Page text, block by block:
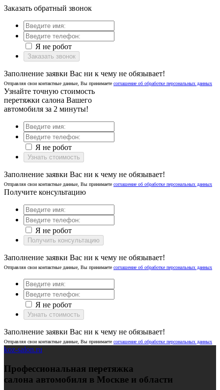
Заказать обратный звонок
Я не робот
Заказать звонок
Заполнение заявки Вас ни к чему не обязывает!
Отправляя свои контактные данные, Вы принимаете соглашение об обработке персональных данных
Узнайте точную стоимость
перетяжки салона Вашего
автомобиля за 2 минуты!
Я не робот
Узнать стоимость
Заполнение заявки Вас ни к чему не обязывает!
Отправляя свои контактные данные, Вы принимаете соглашение об обработке персональных данных
Получите консультацию
Я не робот
Получить консультацию
Заполнение заявки Вас ни к чему не обязывает!
Отправляя свои контактные данные, Вы принимаете соглашение об обработке персональных данных
Я не робот
Узнать стоимость
Заполнение заявки Вас ни к чему не обязывает!
Отправляя свои контактные данные, Вы принимаете соглашение об обработке персональных данных
koz-salon.ru
Профессиональная перетяжка
салона автомобиля в Москве и области